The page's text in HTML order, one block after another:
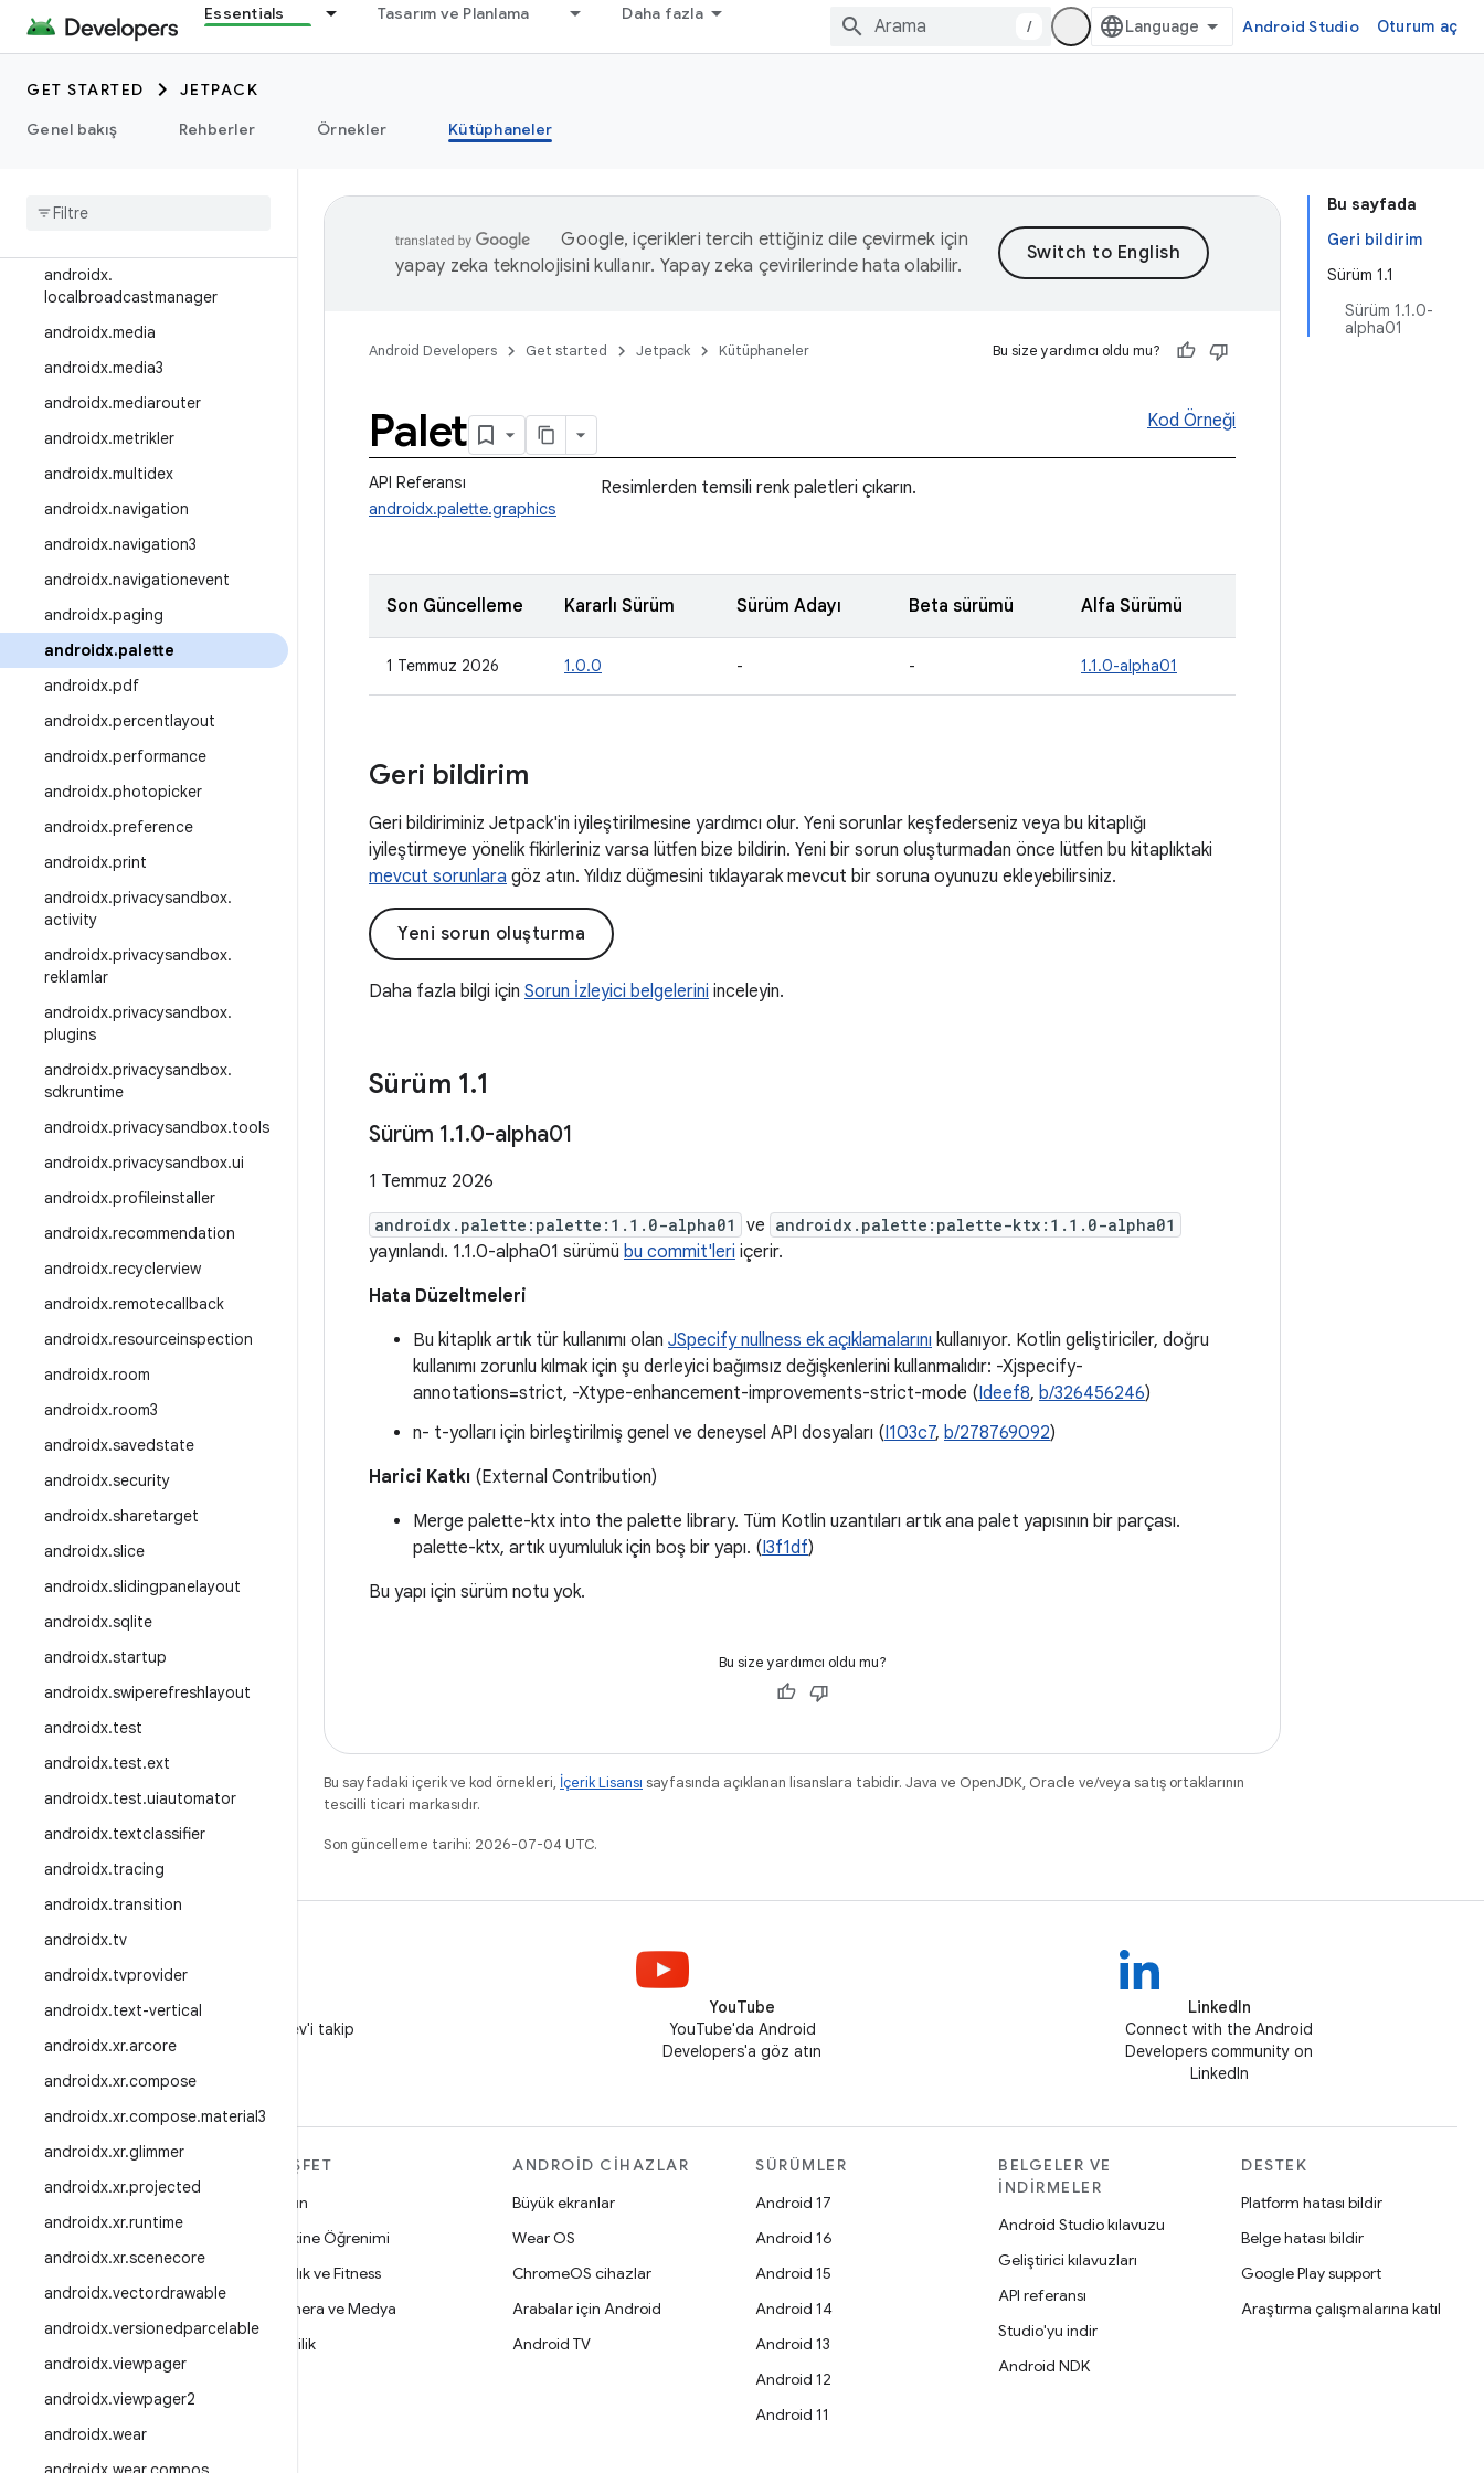
Essentials Tasarım ve Planlama Daha fazla
/ Android Studio Oturum aç
GET STARTED
JETPACK
Genel bakış
Rehberler Örnekler Kütüphaneler
androidx.interpolator
androidx.leanback
androidx.legacy
androidx
androidx.
localbroadcastmanager
androidx.media
androidx.media3
androidx.mediarouter
androidx.metrikler
androidx.multidex
androidx.navigation
androidx.navigation3
androidx.navigationevent
androidx.paging
androidx.palette
androidx.pdf
androidx.percentlayout
androidx.performance
androidx.photopicker
androidx.preference
androidx.print
androidx.privacysandbox.
activity
androidx.privacysandbox.
reklamlar
androidx.privacysandbox.
plugins
androidx.privacysandbox.
sdkruntime
androidx.privacysandbox.tools
androidx.privacysandbox.ui
androidx.profileinstaller
androidx.recommendation
androidx.recyclerview
androidx.remotecallback
androidx.resourceinspection
androidx.room
androidx.room3
androidx.savedstate
androidx.security
androidx.sharetarget
androidx.slice
androidx.slidingpanelayout
androidx.sqlite
androidx.startup
androidx.swiperefreshlayout
androidx.test
androidx.test.ext
androidx.test.uiautomator
androidx.textclassifier
androidx.tracing
androidx.transition
androidx.tv
androidx.tvprovider
androidx.text-vertical
androidx.xr.arcore
androidx.xr.compose
androidx.xr.compose.material3
androidx.xr.glimmer
androidx.xr.projected
androidx.xr.runtime
androidx.xr.scenecore
androidx.vectordrawable
androidx.versionedparcelable
androidx.viewpager
androidx.viewpager2
androidx.wear
Bu sayfada
Geri bildirim
Sürüm 1.1
Sürüm 1.1.0-
alpha01
Google, içerikleri tercih ettiğiniz dile çevirmek için
yapay zeka teknolojisini kullanır. Yapay zeka çevirilerinde hata olabilir.
Android Developers Get started Jetpack Kütüphaneler Bu size yardımcı oldu mu?
Palet Kod Örneği
API Referansı
androidx.palette.graphics
Resimlerden temsili renk paletleri çıkarın.
Son Güncelleme Kararlı Sürüm Sürüm Adayı Beta sürümü Alfa Sürümü
1 Temmuz 2026 1.0.0 - - 1.1.0-alpha01
Geri bildirim
Geri bildiriminiz Jetpack'in iyileştirilmesine yardımcı olur. Yeni sorunlar keşfederseniz veya bu kitaplığı
iyileştirmeye yönelik fikirleriniz varsa lütfen bize bildirin. Yeni bir sorun oluşturmadan önce lütfen bu kitaplıktaki
mevcut sorunlara göz atın. Yıldız düğmesini tıklayarak mevcut bir soruna oyunuzu ekleyebilirsiniz.
Yeni sorun oluşturma
Daha fazla bilgi için Sorun İzleyici belgelerini inceleyin.
Sürüm 1.1
Sürüm 1.1.0-alpha01
1 Temmuz 2026
androidx.palette:palette:1.1.0-alpha01 ve androidx.palette:palette-ktx:1.1.0-alpha01
yayınlandı. 1.1.0-alpha01 sürümü bu commit'leri içerir.
Hata Düzeltmeleri
Bu kitaplık artık tür kullanımı olan JSpecify nullness ek açıklamalarını kullanıyor. Kotlin geliştiriciler, doğru
kullanımı zorunlu kılmak için şu derleyici bağımsız değişkenlerini kullanmalıdır: -Xjspecify-
annotations=strict, -Xtype-enhancement-improvements-strict-mode (Ideef8, b/326456246)
n- t-yolları için birleştirilmiş genel ve deneysel API dosyaları (I103c7, b/278769092)
Harici Katkı (External Contribution)
Merge palette-ktx into the palette library. Tüm Kotlin uzantıları artık ana palet yapısının bir parçası.
palette-ktx, artık uyumluluk için boş bir yapı. (I3f1df)
Bu yapı için sürüm notu yok.
Bu size yardımcı oldu mu?
Bu sayfadaki içerik ve kod örnekleri, İçerik Lisansı sayfasında açıklanan lisanslara tabidir. Java ve OpenJDK, Oracle ve/veya satış ortaklarının
tescilli ticari markasıdır.
Son güncelleme tarihi: 2026-07-04 UTC.
X'te @AndroidDev'i takip
YouTube
YouTube'da Android
Developers'a göz atın
LinkedIn
Connect with the Android
Developers community on
LinkedIn
ANDROID HAKKINDA
DAHA FAZLA
Android
İşletmeler için Android
Güvenlik
Kaynak
Haber
Blog
Podcast'ler
KEŞFET
Oyun
Makine Öğrenimi
Sağlık ve Fitness
Kamera ve Medya
Gizlilik
ANDROID CIHAZLAR
Büyük ekranlar
Wear OS
ChromeOS cihazlar
Arabalar için Android
Android TV
SÜRÜMLER
Android 17
Android 16
Android 15
Android 14
Android 13
Android 12
Android 11
BELGELER VE
İNDIRMELER
Android Studio kılavuzu
Geliştirici kılavuzları
API referansı
Studio'yu indir
Android NDK
DESTEK
Platform hatası bildir
Belge hatası bildir
Google Play support
Araştırma çalışmalarına katıl